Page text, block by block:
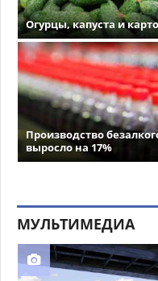
Огурцы, капуста и
Производство
выросло на 17%
МУЛЬТИМЕДИА